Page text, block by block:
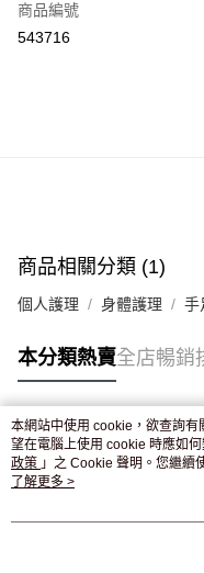
Apple Pay
付款後門市自取，訂單確
商品編號
543716
商品相關分類 (1)
個人護理 身體護理 手
本分類熱賣全店暢銷
熱門標籤
熱銷排行
本網站中使用 cookie，欲查詢
望在電腦上使用 cookie 時應如
政策 」之 Cookie 聲明。您繼續
條款之 Cookie 聲明使用 cookie。
了解更多 >